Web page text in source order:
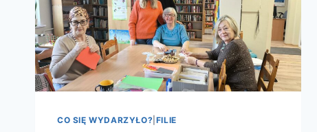
CO SIĘ WYDARZYŁO? FILIE